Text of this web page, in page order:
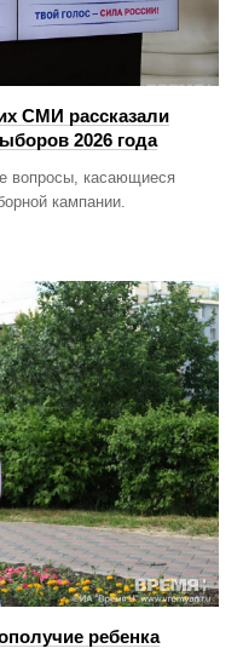
СМИ рассказали
2026 года
вопросы, касающиеся
кампании.
ребенка